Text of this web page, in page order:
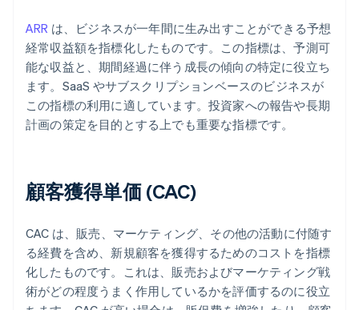
ARR は、ビジネスが一年間に生み出すことができる予想
経常収益額を指標化したものです。この指標は、予測可
能な収益と、期間経過に伴う成長の傾向の特定に役立ち
ます。SaaS やサブスクリプションベースのビジネスが
この指標の利用に適しています。投資家への報告や長期
計画の策定を目的とする上でも重要な指標です。
顧客獲得単価 (CAC)
CAC は、販売、マーケティング、その他の活動に付随す
る経費を含め、新規顧客を獲得するためのコストを指標
化したものです。これは、販売およびマーケティング戦
術がどの程度うまく作用しているかを評価するのに役立